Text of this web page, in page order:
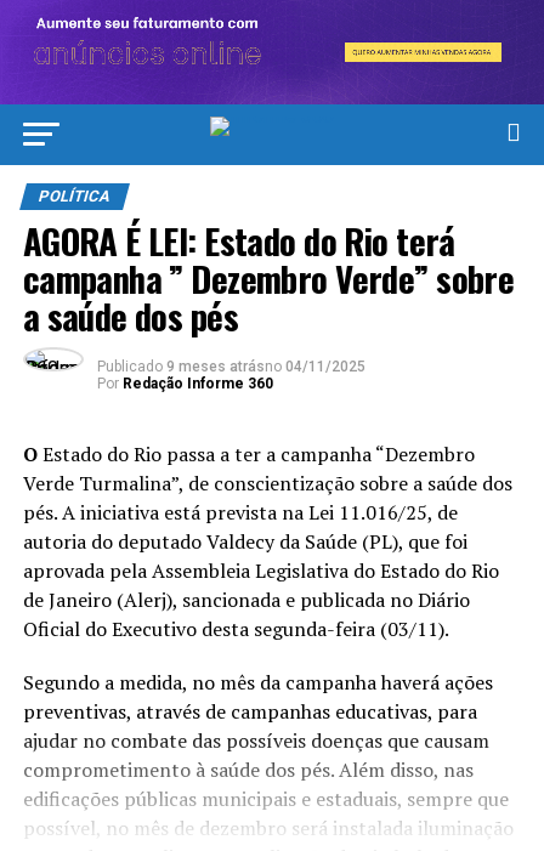
POLÍTICA
AGORA É LEI: Estado do Rio terá
campanha ” Dezembro Verde” sobre
a saúde dos pés
Publicado 9 meses atrásno 04/11/2025
Por Redação Informe 360
OEstado do Rio passa a ter a campanha “Dezembro
Verde Turmalina”, de conscientização sobre a saúde dos
pés. A iniciativa está prevista na Lei 11.016/25, de
autoria do deputado Valdecy da Saúde (PL), que foi
aprovada pela Assembleia Legislativa do Estado do Rio
de Janeiro (Alerj), sancionada e publicada no Diário
Oficial do Executivo desta segunda-feira (03/11).
Segundo a medida, no mês da campanha haverá ações
preventivas, através de campanhas educativas, para
ajudar no combate das possíveis doenças que causam
comprometimento à saúde dos pés. Além disso, nas
edificações públicas municipais e estaduais, sempre que
possível, no mês de dezembro será instalada iluminação